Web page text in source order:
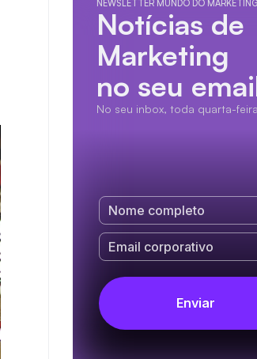
NEWSLETTER MUNDO DO MARKETING
Notícias de
Marketing
no seu
No seu inbox, toda quarta-